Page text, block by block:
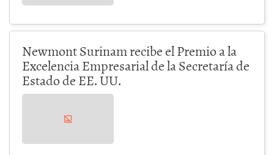
Newmont Surinam recibe el Premio a la
Excelencia Empresarial de la Secretaría de
Estado de EE. UU.